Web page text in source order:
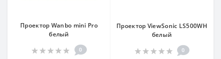
Проектор Wanbo mini Pro
белый
0
Проектор ViewSonic LS500WH
белый
0